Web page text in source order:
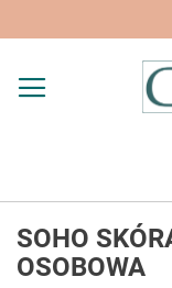
SOHO
OSOBOWA